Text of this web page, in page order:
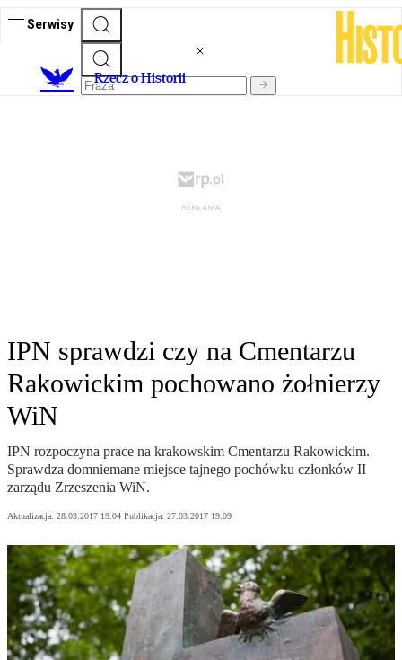
Serwisy
Rzecz o Historii
IPN sprawdzi czy na Cmentarzu
Rakowickim pochowano żołnierzy
WiN
IPN rozpoczyna prace na krakowskim Cmentarzu Rakowickim.
Sprawdza domniemane miejsce tajnego pochówku członków II
zarządu Zrzeszenia WiN.
Aktualizacja: 28.03.2017 19:04 Publikacja: 27.03.2017 19:09